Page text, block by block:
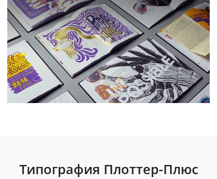
Типография Плоттер-Плюс